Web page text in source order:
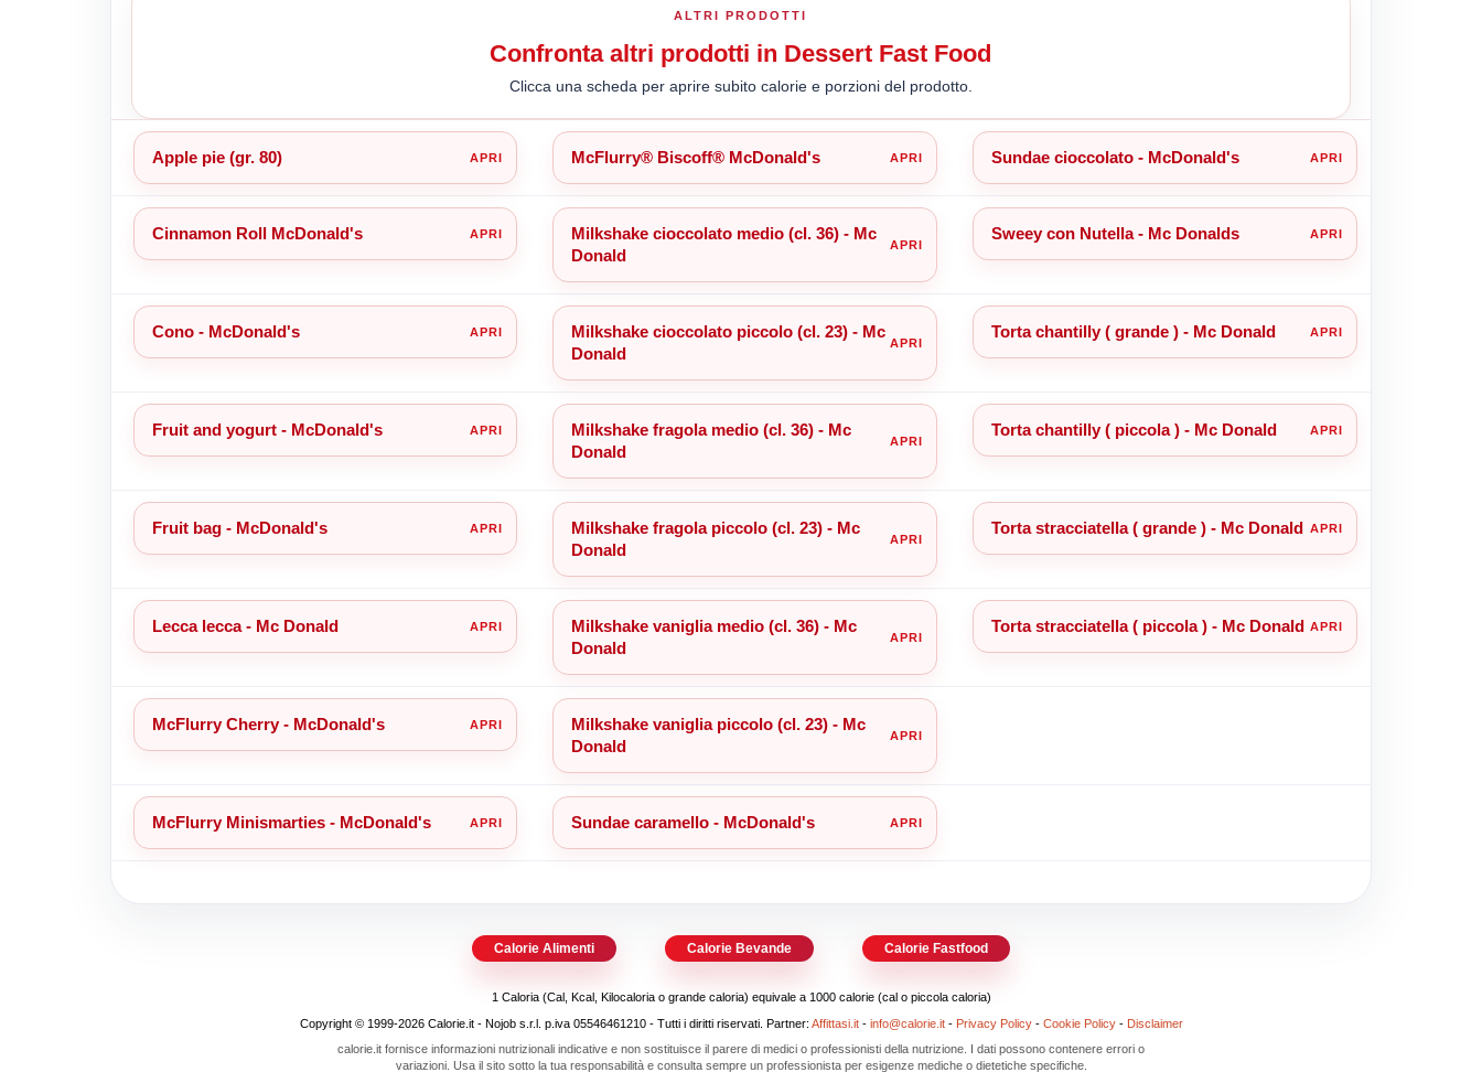
ALTRI PRODOTTI
Confronta altri prodotti in Dessert Fast Food
Clicca una scheda per aprire subito calorie e porzioni del prodotto.
Apple pie (gr. 80) McFlurry® Biscoff® McDonald's Sundae cioccolato - McDonald's
Cinnamon Roll McDonald's
Milkshake cioccolato medio (cl. 36) - Mc
Donald
Sweey con Nutella - Mc Donalds
Cono - McDonald's
Milkshake cioccolato piccolo (cl. 23) - Mc
Donald
Torta chantilly ( grande ) - Mc Donald
Fruit and yogurt - McDonald's
Milkshake fragola medio (cl. 36) - Mc
Donald
Torta chantilly ( piccola ) - Mc Donald
Fruit bag - McDonald's
Milkshake fragola piccolo (cl. 23) - Mc
Donald
Torta stracciatella ( grande ) - Mc Donald
Lecca lecca - Mc Donald
Milkshake vaniglia medio (cl. 36) - Mc
Donald
Torta stracciatella ( piccola ) - Mc Donald
McFlurry Cherry - McDonald's
Milkshake vaniglia piccolo (cl. 23) - Mc
Donald
McFlurry Minismarties - McDonald's Sundae caramello - McDonald's
Calorie Alimenti Calorie Bevande Calorie Fastfood
1 Caloria (Cal, Kcal, Kilocaloria o grande caloria) equivale a 1000 calorie (cal o piccola caloria)
Copyright © 1999-2026 Calorie.it - Nojob s.r.l. p.iva 05546461210 - Tutti i diritti riservati. Partner: Affittasi.it- info@calorie.it- Privacy Policy- Cookie Policy- Disclaimer
calorie.it fornisce informazioni nutrizionali indicative e non sostituisce il parere di medici o professionisti della nutrizione. I dati possono contenere errori o
variazioni. Usa il sito sotto la tua responsabilità e consulta sempre un professionista per esigenze mediche o dietetiche specifiche.